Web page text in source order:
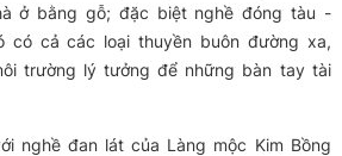
ở bằng gỗ; đặc biệt nghề đóng tàu -
có cả các loại thuyền buôn đường xa,
trường lý tưởng để những bàn tay tài
nghề đan lát của Làng mộc Kim Bồng